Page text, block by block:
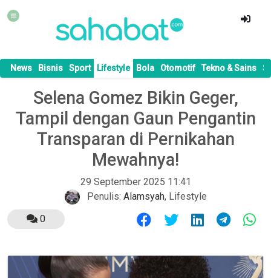
News Bisnis Sport Lifestyle Bola Otomotif Tekno & Sains
Selena Gomez Bikin Geger,
Tampil dengan Gaun Pengantin
Transparan di Pernikahan
Mewahnya!
29 September 2025 11:41
Penulis: Alamsyah, Lifestyle
0